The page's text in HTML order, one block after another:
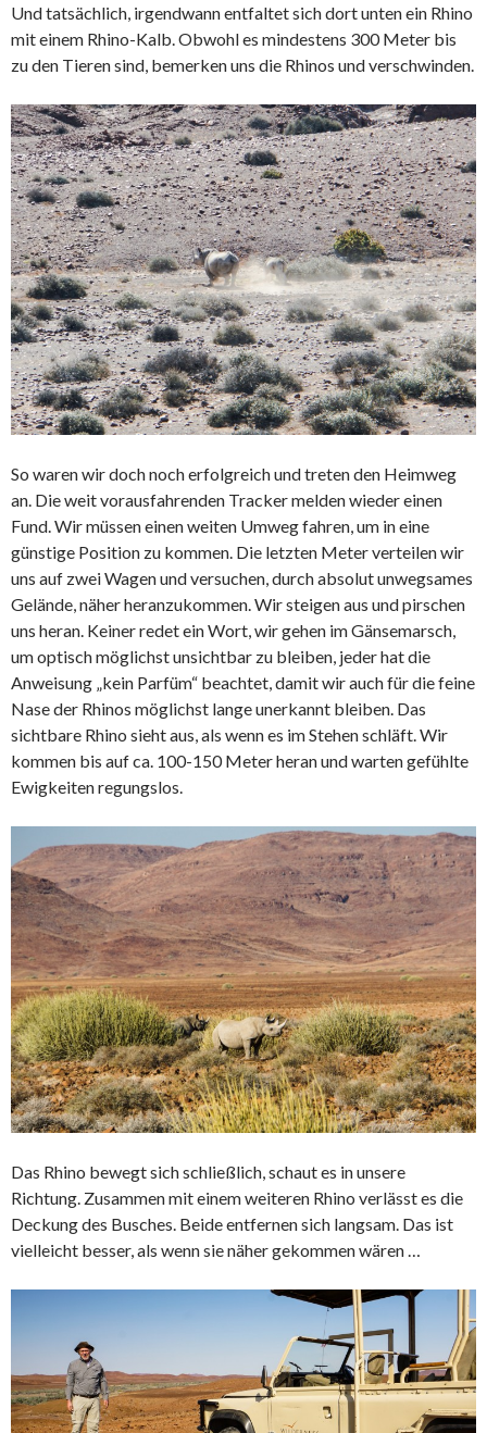
Und tatsächlich, irgendwann entfaltet sich dort unten ein Rhino
mit einem Rhino-Kalb. Obwohl es mindestens 300 Meter bis
zu den Tieren sind, bemerken uns die Rhinos und verschwinden.
So waren wir doch noch erfolgreich und treten den Heimweg
an. Die weit vorausfahrenden Tracker melden wieder einen
Fund. Wir müssen einen weiten Umweg fahren, um in eine
günstige Position zu kommen. Die letzten Meter verteilen wir
uns auf zwei Wagen und versuchen, durch absolut unwegsames
Gelände, näher heranzukommen. Wir steigen aus und pirschen
uns heran. Keiner redet ein Wort, wir gehen im Gänsemarsch,
um optisch möglichst unsichtbar zu bleiben, jeder hat die
Anweisung „kein Parfüm“ beachtet, damit wir auch für die feine
Nase der Rhinos möglichst lange unerkannt bleiben. Das
sichtbare Rhino sieht aus, als wenn es im Stehen schläft. Wir
kommen bis auf ca. 100-150 Meter heran und warten gefühlte
Ewigkeiten regungslos.
Das Rhino bewegt sich schließlich, schaut es in unsere
Richtung. Zusammen mit einem weiteren Rhino verlässt es die
Deckung des Busches. Beide entfernen sich langsam. Das ist
vielleicht besser, als wenn sie näher gekommen wären …